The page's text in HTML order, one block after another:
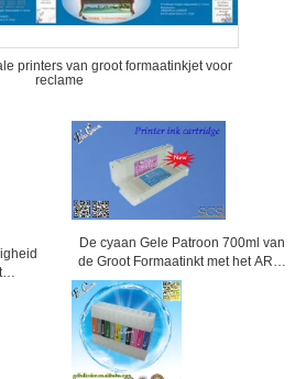
printers van groot formaatinkjet voor
reclame
De cyaan Gele Patroon 700ml van
de Groot Formaatinkt met het ARC-
Spaander voor Epson